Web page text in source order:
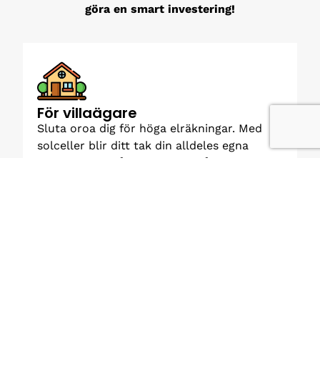
göra en smart investering!
För villaägare
Sluta oroa dig för höga elräkningar. Med
solceller blir ditt tak din alldeles egna
elproducent. Fånga solens strålar och